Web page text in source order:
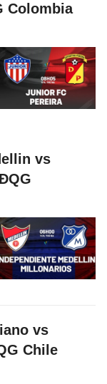
Colombia
vs
vs
Chile